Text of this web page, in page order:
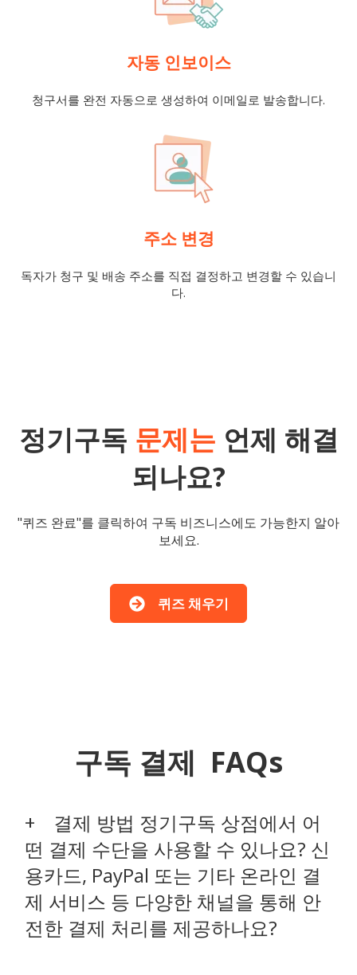
자동 인보이스
청구서를 완전 자동으로 생성하여 이메일로 발송합니다.
주소 변경
독자가 청구 및 배송 주소를 직접 결정하고 변경할 수 있습니
다.
정기구독 문제는 언제 해결
되나요?
"퀴즈 완료"를 클릭하여 구독 비즈니스에도 가능한지 알아
보세요.
퀴즈 채우기
구독 결제 FAQs
결제 방법 정기구독 상점에서 어
떤 결제 수단을 사용할 수 있나요? 신
용카드, PayPal 또는 기타 온라인 결
제 서비스 등 다양한 채널을 통해 안
전한 결제 처리를 제공하나요?